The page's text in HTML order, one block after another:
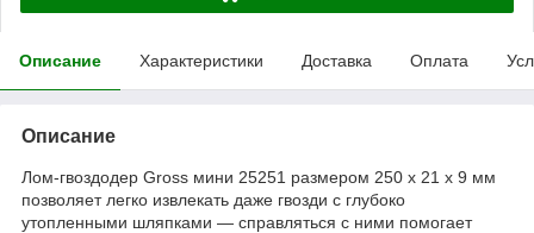
Описание Характеристики Доставка Оплата
Описание
Лом-гвоздодер Gross мини 25251 размером 250 х 21 х 9 мм
позволяет легко извлекать даже гвозди с глубоко
утопленными шляпками — справляться с ними помогает